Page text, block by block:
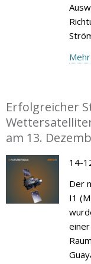
Erfolgreicher
am 13.
14-
Der
I1